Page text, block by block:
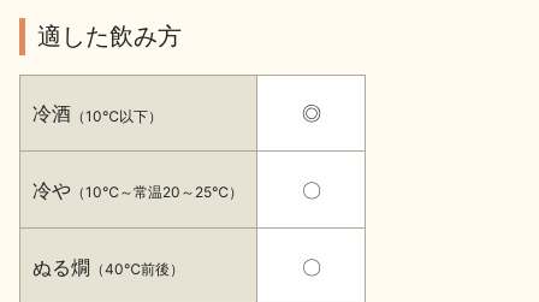
適した飲み方
冷酒 （10℃以下）
冷や （10℃～常温20～25℃）
ぬる燗 （40℃前後）
◎
〇
〇